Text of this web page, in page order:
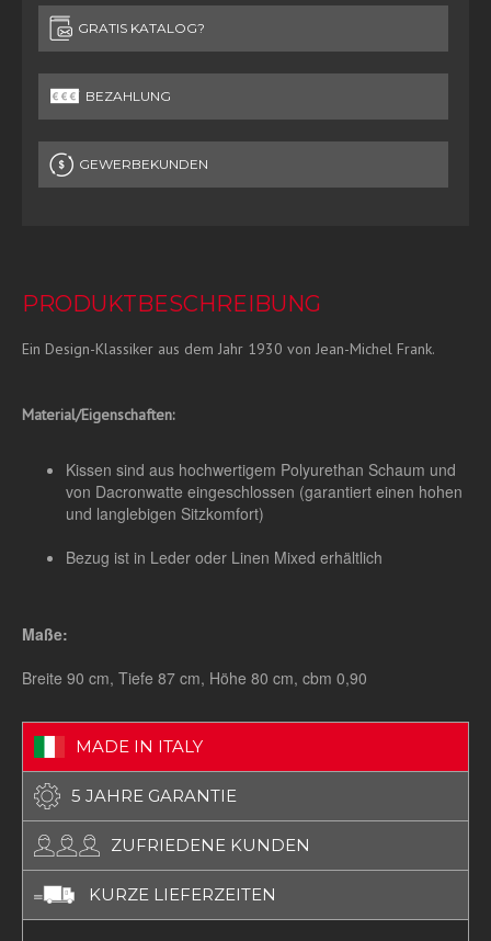
GRATIS KATALOG?
BEZAHLUNG
GEWERBEKUNDEN
PRODUKTBESCHREIBUNG
Ein Design-Klassiker aus dem Jahr 1930 von Jean-Michel Frank.
Material/Eigenschaften:
Kissen sind aus hochwertigem Polyurethan Schaum und
von Dacronwatte eingeschlossen (garantiert einen hohen
und langlebigen Sitzkomfort)
Bezug ist in Leder oder Linen Mixed erhältlich
Maße:
Breite 90 cm, Tiefe 87 cm, Höhe 80 cm, cbm 0,90
MADE IN ITALY
5 JAHRE GARANTIE
ZUFRIEDENE KUNDEN
KURZE LIEFERZEITEN